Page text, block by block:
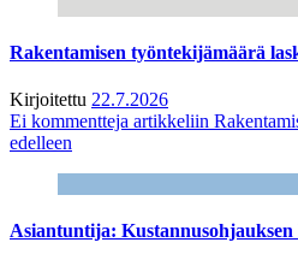
Rakentamisen työntekijämäärä
Kirjoitettu 22.7.2026
Ei kommentteja artikkeliin
edelleen
Asiantuntija: Kustannusohjauksen